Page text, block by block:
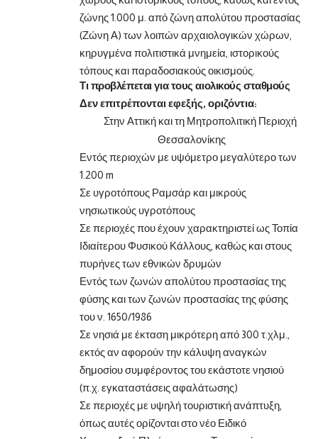
ζώνης 1.000 μ. από ζώνη απολύτου προστασίας
(Ζώνη Α) των λοιπών αρχαιολογικών χώρων,
κηρυγμένα πολιτιστικά μνημεία, ιστορικούς
τόπους και παραδοσιακούς οικισμούς.
Τι προβλέπεται για τους αιολικούς σταθμούς
Δεν επιτρέπονται εφεξής, οριζόντια:
Στην Αττική και τη Μητροπολιτική Περιοχή
Θεσσαλονίκης
Εντός περιοχών με υψόμετρο μεγαλύτερο των
1.200 m
Σε υγροτόπους Ραμσάρ και μικρούς
νησιωτικούς υγροτόπους
Σε περιοχές που έχουν χαρακτηριστεί ως Τοπία
Ιδιαίτερου Φυσικού Κάλλους, καθώς και στους
πυρήνες των εθνικών δρυμών
Εντός των ζωνών απολύτου προστασίας της
φύσης και των ζωνών προστασίας της φύσης
του ν. 1650/1986
Σε νησιά με έκταση μικρότερη από 300 τ.χλμ.,
εκτός αν αφορούν την κάλυψη αναγκών
δημοσίου συμφέροντος του εκάστοτε νησιού
(π.χ. εγκαταστάσεις αφαλάτωσης)
Σε περιοχές με υψηλή τουριστική ανάπτυξη,
όπως αυτές ορίζονται στο νέο Ειδικό